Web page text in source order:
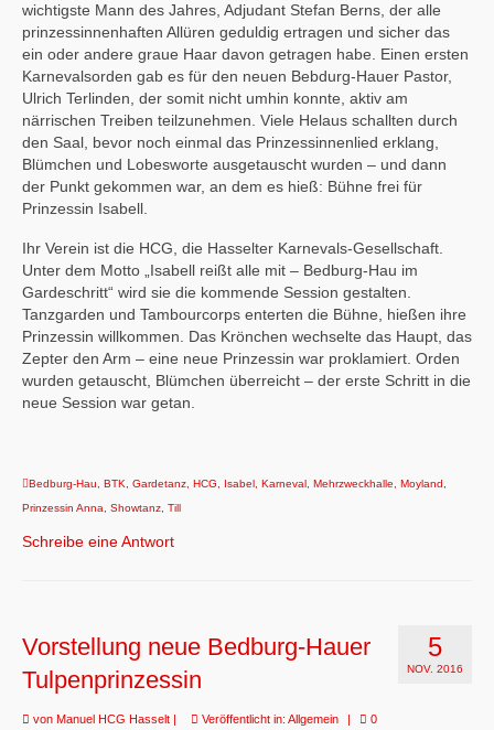
wichtigste Mann des Jahres, Adjudant Stefan Berns, der alle
prinzessinnenhaften Allüren geduldig ertragen und sicher das
ein oder andere graue Haar davon getragen habe. Einen ersten
Karnevalsorden gab es für den neuen Bebdurg-Hauer Pastor,
Ulrich Terlinden, der somit nicht umhin konnte, aktiv am
närrischen Treiben teilzunehmen. Viele Helaus schallten durch
den Saal, bevor noch einmal das Prinzessinnenlied erklang,
Blümchen und Lobesworte ausgetauscht wurden – und dann
der Punkt gekommen war, an dem es hieß: Bühne frei für
Prinzessin Isabell.
Ihr Verein ist die HCG, die Hasselter Karnevals-Gesellschaft.
Unter dem Motto „Isabell reißt alle mit – Bedburg-Hau im
Gardeschritt“ wird sie die kommende Session gestalten.
Tanzgarden und Tambourcorps enterten die Bühne, hießen ihre
Prinzessin willkommen. Das Krönchen wechselte das Haupt, das
Zepter den Arm – eine neue Prinzessin war proklamiert. Orden
wurden getauscht, Blümchen überreicht – der erste Schritt in die
neue Session war getan.
Bedburg-Hau BTK Gardetanz HCG Isabel Karneval Mehrzweckhalle Moyland
Prinzessin Anna
Showtanz Till
Schreibe eine Antwort
5
NOV. 2016
Vorstellung neue Bedburg-Hauer
Tulpenprinzessin
von Manuel HCG Hasselt | Veröffentlicht in: Allgemein | 0